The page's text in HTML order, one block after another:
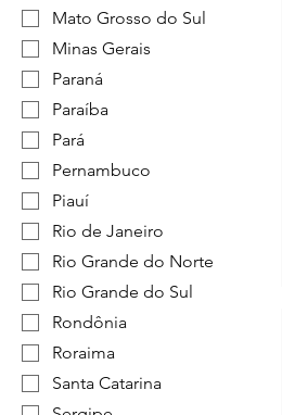
Mato Grosso do Sul
Minas Gerais
Paraná
Paraíba
Pará
Pernambuco
Piauí
Rio de Janeiro
Rio Grande do Norte
Rio Grande do Sul
Rondônia
Roraima
Santa Catarina